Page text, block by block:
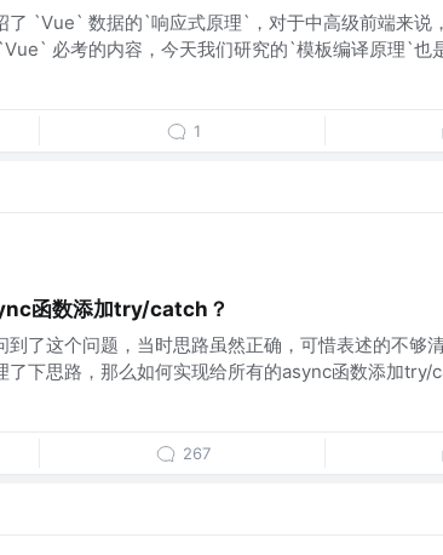
了 `Vue` 数据的`响应式原理`，对于中高级前端来说
必考的内容，今天我们研究的`模板编译原理`也
1
函数添加try/catch？
到了这个问题，当时思路虽然正确，可惜表述的不够
了下思路，那么如何实现给所有的async函数添加try/
267